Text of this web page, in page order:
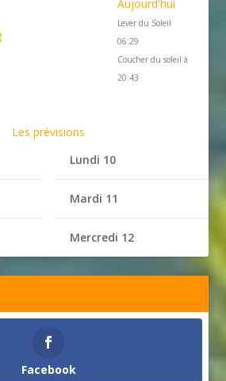
Aujourd'hui
Lever du Soleil
06:29
Coucher du soleil à
20:43
Les prévisions
Lundi 10
Mardi 11
Mercredi 12
Facebook